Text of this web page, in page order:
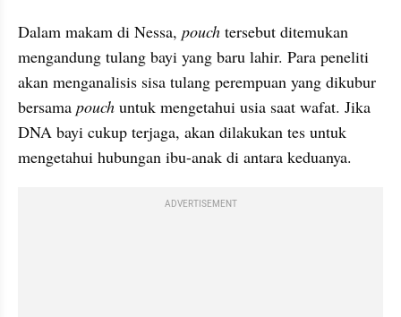
Dalam makam di Nessa, pouch tersebut ditemukan
mengandung tulang bayi yang baru lahir. Para peneliti
akan menganalisis sisa tulang perempuan yang dikubur
bersama pouch untuk mengetahui usia saat wafat. Jika
DNA bayi cukup terjaga, akan dilakukan tes untuk
mengetahui hubungan ibu-anak di antara keduanya.
ADVERTISEMENT